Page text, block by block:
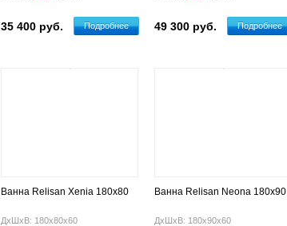
35 400 руб. Подробнее 49 300 руб. Подробнее
Ванна Relisan Xenia 180x80
ДхШхВ: 180х80х60
Ванна Relisan Neona 180x90
ДхШхВ: 180х90х60